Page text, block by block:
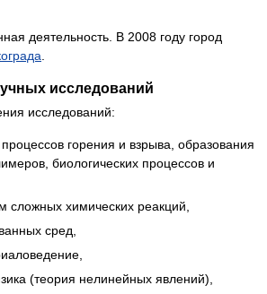
деятельность. В 2008 году город
исследований
исследований:
горения и взрыва, образования
биологических процессов и
сложных химических реакций,
сред,
(теория нелинейных явлений),